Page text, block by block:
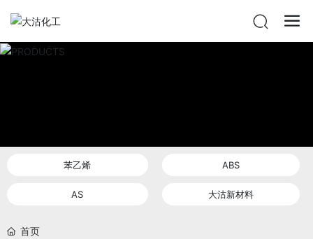
苯乙烯 ABS
AS 大沽新材料
首页